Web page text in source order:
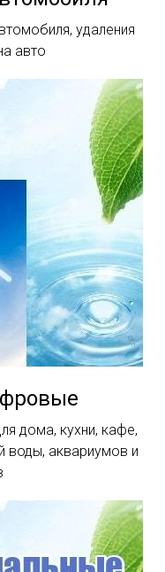
удаления
авто
дома, кухни, кафе,
воды, аквариумов и